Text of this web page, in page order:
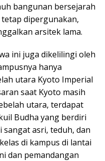
bangunan bersejarah
dipergunakan,
arsitek lama.
ini juga dikelilingi oleh
hanya
utara Kyoto Imperial
saat Kyoto masih
utara, terdapat
Budha yang berdiri
sangat asri, teduh, dan
di kampus di lantai
dan pemandangan